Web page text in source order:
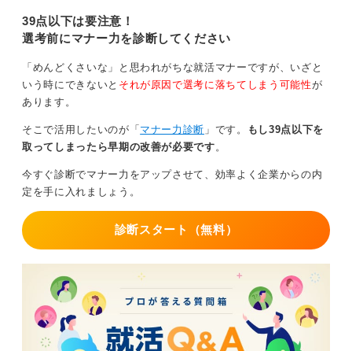
個人的には、髪色を理由に内定が取り消されることはな
は後ろで一つにまとめるなど、清潔感を意識してくださ
い。
内定式の身だしなみのポイントは、すべて就活、特に面
接時と同じにすることです。
39点以下は要注意！
選考前にマナー力を診断してください
「めんどくさいな」と思われがちな就活マナーですが、いざと
いう時にできないと それが原因で選考に落ちてしまう可能性が
あります。
そこで活用したいのが「 マナー力診断 」です。
もし39点以下を
取ってしまったら早期の改善が必要です。
今すぐ診断でマナー力をアップさせて、効率よく企業からの内
定を手に入れましょう。
診断スタート（無料）